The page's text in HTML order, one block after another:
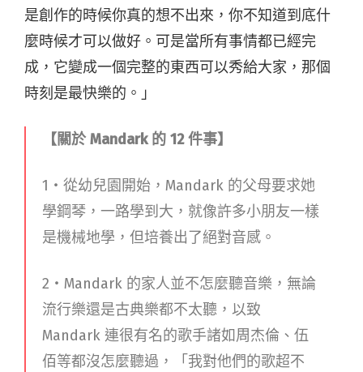
是創作的時候你真的想不出來，你不知道到底什
麼時候才可以做好。可是當所有事情都已經完
成，它變成一個完整的東西可以秀給大家，那個
時刻是最快樂的。」
【關於 Mandark 的 12 件事】
1・從幼兒園開始，Mandark 的父母要求她
學鋼琴，一路學到大，就像許多小朋友一樣
是機械地學，但培養出了絕對音感。
2・Mandark 的家人並不怎麼聽音樂，無論
流行樂還是古典樂都不太聽，以致
Mandark 連很有名的歌手諸如周杰倫、伍
佰等都沒怎麼聽過，「我對他們的歌超不